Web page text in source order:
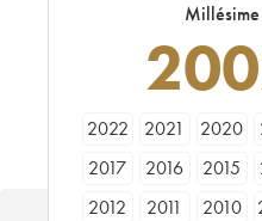
Millésime
2022 2021 2020
2017
2016 2015
2012
2011 2010